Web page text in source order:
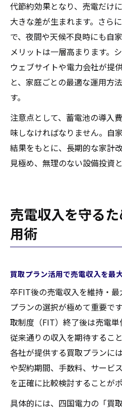
代節約効果となり、売電だけ
大きな差が生まれます。さら
で、夜間や天候不良時にも自
メリットは一層高まります。
ウェブサイトや電力会社が提
と、家庭ごとの最適な運用方
す。
注意点として、蓄電池の導入
味しなければなりません。自
結果をもとに、長期的な家計
見極め、無理のない設備投資
売電収入を守る
用術
買取プラン活用で売電収入を最
卒FIT後の売電収入を維持・
プランの選択が極めて重要で
取制度（FIT）終了後は売電単
従来通りの収入を期待するこ
各社が提供する買取プランに
や契約期間、手数料、サービ
を正確に比較検討することが
具体的には、四国電力の「買